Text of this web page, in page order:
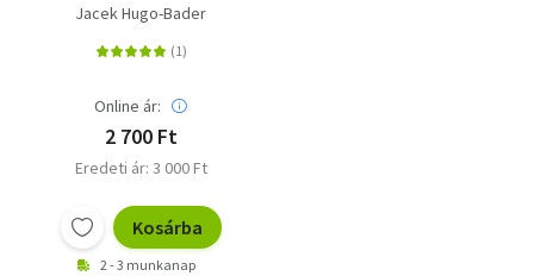
Jacek Hugo-Bader
Online ár:
2 700 Ft
Eredeti ár: 3 000 Ft
Kosárba
2 - 3 munkanap